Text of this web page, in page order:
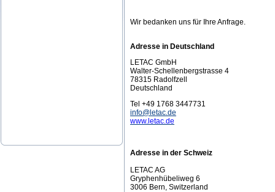
Wir bedanken uns für Ihre Anfrage.
Adresse in Deutschland
LETAC GmbH
Walter-Schellenbergstrasse 4
78315 Radolfzell
Deutschland
Tel +49 1768 3447731
info@letac.de
www.letac.de
Adresse in der Schweiz
LETAC AG
Gryphenhübeliweg 6
3006 Bern, Switzerland